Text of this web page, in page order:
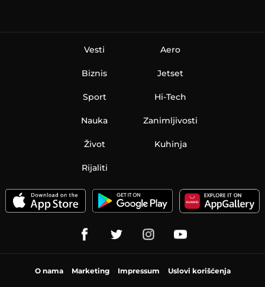
Vesti
Biznis
Sport
Nauka
Aero
Jetset
Hi-Tech
Zanimljivosti
Život Kuhinja
Rijaliti
O nama Marketing Impressum Uslovi korišćenja